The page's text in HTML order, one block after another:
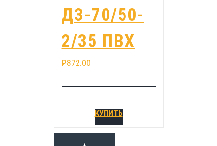
ДЗ-70/50-
2/35 ПВХ
₽872.00
КУПИТЬ